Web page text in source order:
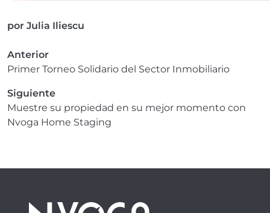
por Julia Iliescu
Anterior
Primer Torneo Solidario del Sector Inmobiliario
Siguiente
Muestre su propiedad en su mejor momento con
Nvoga Home Staging